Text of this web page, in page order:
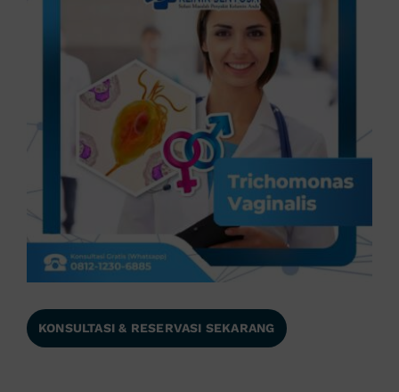
KONSULTASI & RESERVASI SEKARANG